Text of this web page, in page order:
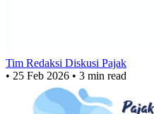
Tim Redaksi Diskusi Pajak
• 25 Feb 2026 • 3 min read